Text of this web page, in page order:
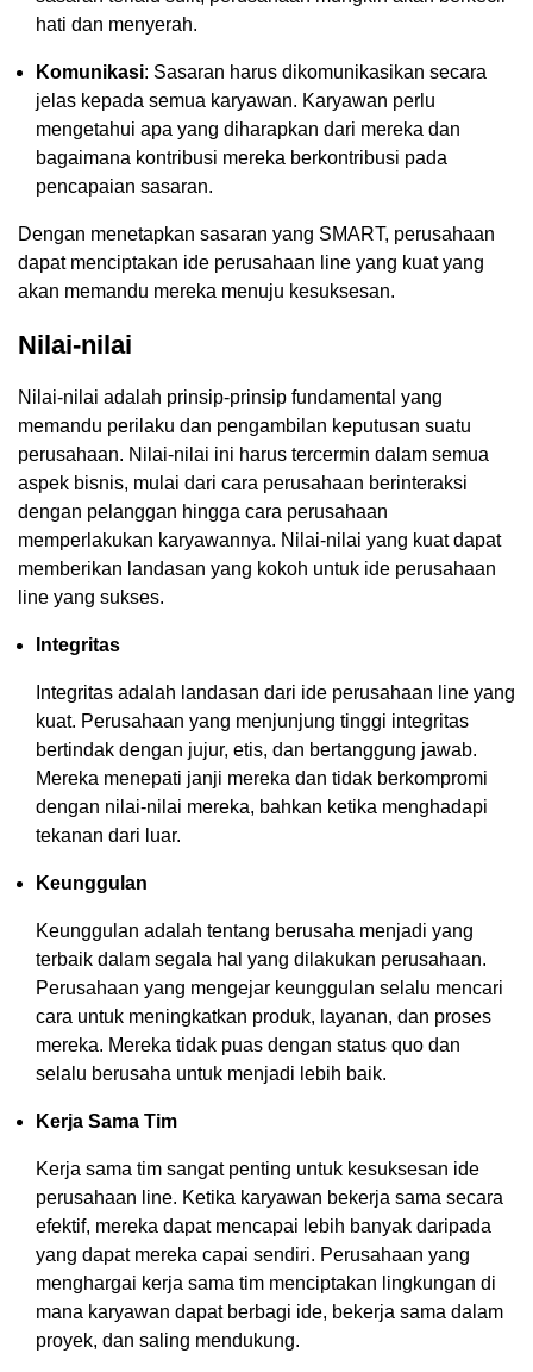
hati dan menyerah.
Komunikasi: Sasaran harus dikomunikasikan secara
jelas kepada semua karyawan. Karyawan perlu
mengetahui apa yang diharapkan dari mereka dan
bagaimana kontribusi mereka berkontribusi pada
pencapaian sasaran.
Dengan menetapkan sasaran yang SMART, perusahaan
dapat menciptakan ide perusahaan line yang kuat yang
akan memandu mereka menuju kesuksesan.
Nilai-nilai
Nilai-nilai adalah prinsip-prinsip fundamental yang
memandu perilaku dan pengambilan keputusan suatu
perusahaan. Nilai-nilai ini harus tercermin dalam semua
aspek bisnis, mulai dari cara perusahaan berinteraksi
dengan pelanggan hingga cara perusahaan
memperlakukan karyawannya. Nilai-nilai yang kuat dapat
memberikan landasan yang kokoh untuk ide perusahaan
line yang sukses.
Integritas
Integritas adalah landasan dari ide perusahaan line yang
kuat. Perusahaan yang menjunjung tinggi integritas
bertindak dengan jujur, etis, dan bertanggung jawab.
Mereka menepati janji mereka dan tidak berkompromi
dengan nilai-nilai mereka, bahkan ketika menghadapi
tekanan dari luar.
Keunggulan
Keunggulan adalah tentang berusaha menjadi yang
terbaik dalam segala hal yang dilakukan perusahaan.
Perusahaan yang mengejar keunggulan selalu mencari
cara untuk meningkatkan produk, layanan, dan proses
mereka. Mereka tidak puas dengan status quo dan
selalu berusaha untuk menjadi lebih baik.
Kerja Sama Tim
Kerja sama tim sangat penting untuk kesuksesan ide
perusahaan line. Ketika karyawan bekerja sama secara
efektif, mereka dapat mencapai lebih banyak daripada
yang dapat mereka capai sendiri. Perusahaan yang
menghargai kerja sama tim menciptakan lingkungan di
mana karyawan dapat berbagi ide, bekerja sama dalam
proyek, dan saling mendukung.